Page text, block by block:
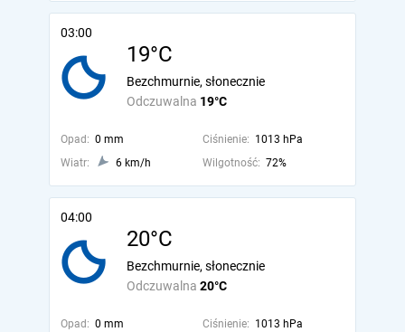
03:00
19°C
Odczuwalna 19°C
Bezchmurnie, słonecznie
Opad: 0 mm Ciśnienie: 1013 hPa
Wiatr:
6 km/h Wilgotność: 72%
04:00
20°C
Odczuwalna 20°C
Bezchmurnie, słonecznie
Opad: 0 mm Ciśnienie: 1013 hPa